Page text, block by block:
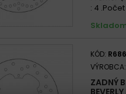
: 4
KÓD:
VÝROBCA:
ZADNÝ